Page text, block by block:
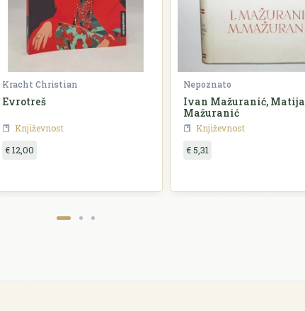
Kracht Christian
Evrotreš
Književnost
€ 12,00
Nepoznato
Ivan Mažuranić, Matija
Mažuranić
Književnost
€ 5,31